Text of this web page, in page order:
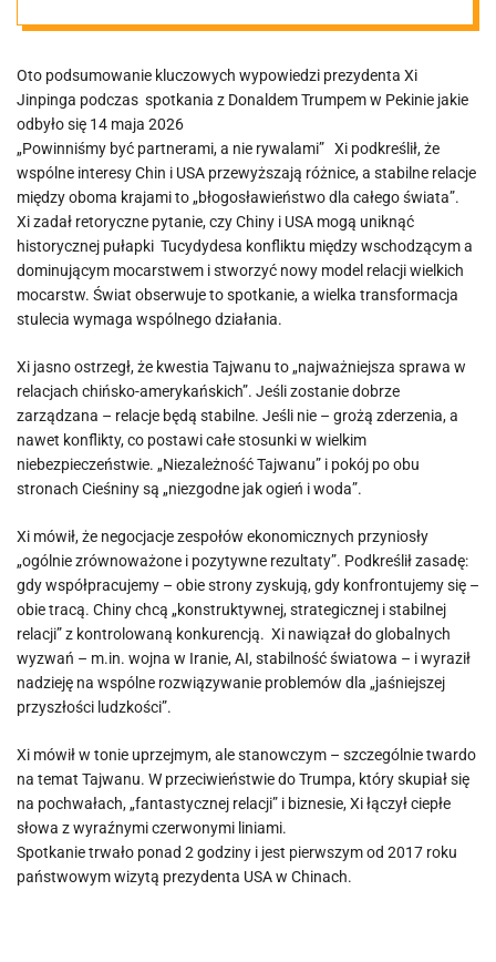
zamiast
rywalizacji
Oto podsumowanie kluczowych wypowiedzi prezydenta Xi
Jinpinga podczas spotkania z Donaldem Trumpem w Pekinie jakie
odbyło się 14 maja 2026
„Powinniśmy być partnerami, a nie rywalami” Xi podkreślił, że
wspólne interesy Chin i USA przewyższają różnice, a stabilne relacje
między oboma krajami to „błogosławieństwo dla całego świata”.
Xi zadał retoryczne pytanie, czy Chiny i USA mogą uniknąć
historycznej pułapki Tucydydesa konfliktu między wschodzącym a
dominującym mocarstwem i stworzyć nowy model relacji wielkich
mocarstw. Świat obserwuje to spotkanie, a wielka transformacja
stulecia wymaga wspólnego działania.
Xi jasno ostrzegł, że kwestia Tajwanu to „najważniejsza sprawa w
relacjach chińsko-amerykańskich”. Jeśli zostanie dobrze
zarządzana – relacje będą stabilne. Jeśli nie – grożą zderzenia, a
nawet konflikty, co postawi całe stosunki w wielkim
niebezpieczeństwie. „Niezależność Tajwanu” i pokój po obu
stronach Cieśniny są „niezgodne jak ogień i woda”.
Xi mówił, że negocjacje zespołów ekonomicznych przyniosły
„ogólnie zrównoważone i pozytywne rezultaty”. Podkreślił zasadę:
gdy współpracujemy – obie strony zyskują, gdy konfrontujemy się –
obie tracą. Chiny chcą „konstruktywnej, strategicznej i stabilnej
relacji” z kontrolowaną konkurencją. Xi nawiązał do globalnych
wyzwań – m.in. wojna w Iranie, AI, stabilność światowa – i wyraził
nadzieję na wspólne rozwiązywanie problemów dla „jaśniejszej
przyszłości ludzkości”.
Xi mówił w tonie uprzejmym, ale stanowczym – szczególnie twardo
na temat Tajwanu. W przeciwieństwie do Trumpa, który skupiał się
na pochwałach, „fantastycznej relacji” i biznesie, Xi łączył ciepłe
słowa z wyraźnymi czerwonymi liniami.
Spotkanie trwało ponad 2 godziny i jest pierwszym od 2017 roku
państwowym wizytą prezydenta USA w Chinach.